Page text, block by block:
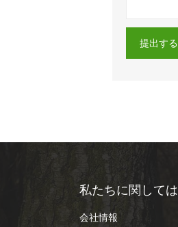
提出する
私たちに関しては
会社情報